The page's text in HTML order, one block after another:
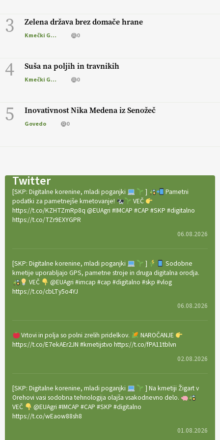
3 Zelena država brez domače hrane
Kmečki Glas 0
4 Suša na poljih in travnikih
Kmečki Glas 0
5 Inovativnost Nika Medena iz Senožeč
Govedo 0
Twitter
[SKP: Digitalne korenine, mladi poganjki ]
Pametni
podatki za pametnejše kmetovanje!
VEČ
https://t.co/KZHTZmRp8q @EUAgri #IMCAP #CAP #SKP #digitalno
https://t.co/TZr9EXYGPR
06.08.2026
[SKP: Digitalne korenine, mladi poganjki ]
Sodobne
kmetije uporabljajo GPS, pametne stroje in druga digitalna orodja.
VEČ
@EUAgri #imcap #cap #digitalno #skp #vlog
https://t.co/cbLTy5o4YJ
06.08.2026
Vrtovi in polja so polni zrelih pridelkov.
NAROČANJE
https://t.co/E7ekAEr2JN #kmetijstvo https://t.co/fPA11tblvn
02.08.2026
[SKP: Digitalne korenine, mladi poganjki
] Na kmetiji Žigart v
Orehovi vasi sodobna tehnologija olajša vsakodnevno delo.
VEČ
@EUAgri #IMCAP #CAP #SKP #digitalno
https://t.co/wEaow88sh8
01.08.2026